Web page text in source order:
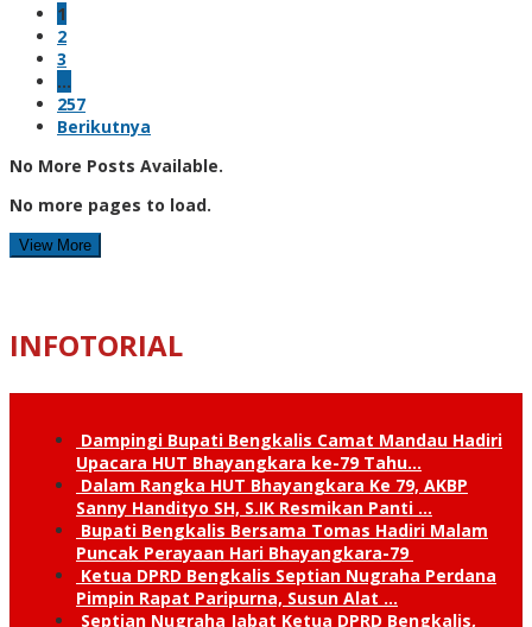
1
2
3
…
257
Berikutnya
No More Posts Available.
No more pages to load.
View More
INFOTORIAL
Dampingi Bupati Bengkalis Camat Mandau Hadiri
Upacara HUT Bhayangkara ke-79 Tahu…
Dalam Rangka HUT Bhayangkara Ke 79, AKBP
Sanny Handityo SH, S.IK Resmikan Panti …
Bupati Bengkalis Bersama Tomas Hadiri Malam
Puncak Perayaan Hari Bhayangkara-79
Ketua DPRD Bengkalis Septian Nugraha Perdana
Pimpin Rapat Paripurna, Susun Alat …
Septian Nugraha Jabat Ketua DPRD Bengkalis,